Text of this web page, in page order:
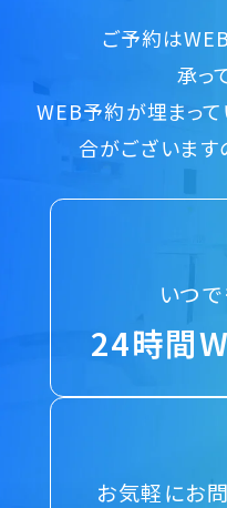
ご予約は
承っ
WEB予約が埋まっ
合がございます
いつ
24時間
お気軽にお